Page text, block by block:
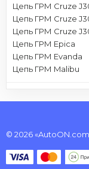
Цепь ГРМ Cruze
Цепь ГРМ Cruze
Цепь ГРМ Cruze
Цепь ГРМ Epica
Цепь ГРМ Evanda
Цепь ГРМ Malibu
© 2026